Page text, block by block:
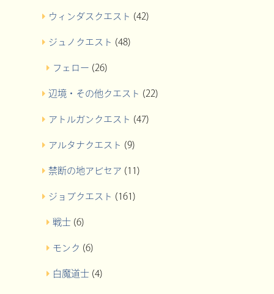
ウィンダスクエスト (42)
ジュノクエスト (48)
フェロー (26)
辺境・その他クエスト (22)
アトルガンクエスト (47)
アルタナクエスト (9)
禁断の地アビセア (11)
ジョブクエスト (161)
戦士 (6)
モンク (6)
白魔道士 (4)